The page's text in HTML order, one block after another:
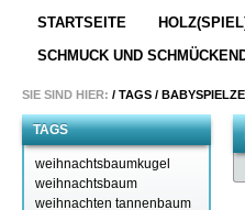
STARTSEITE
SCHMUCK UND
SIE SIND HIER: / TAGS /
TAGS
weihnachtsbaumkugel
weihnachtsbaum
weihnachten tannenbaum